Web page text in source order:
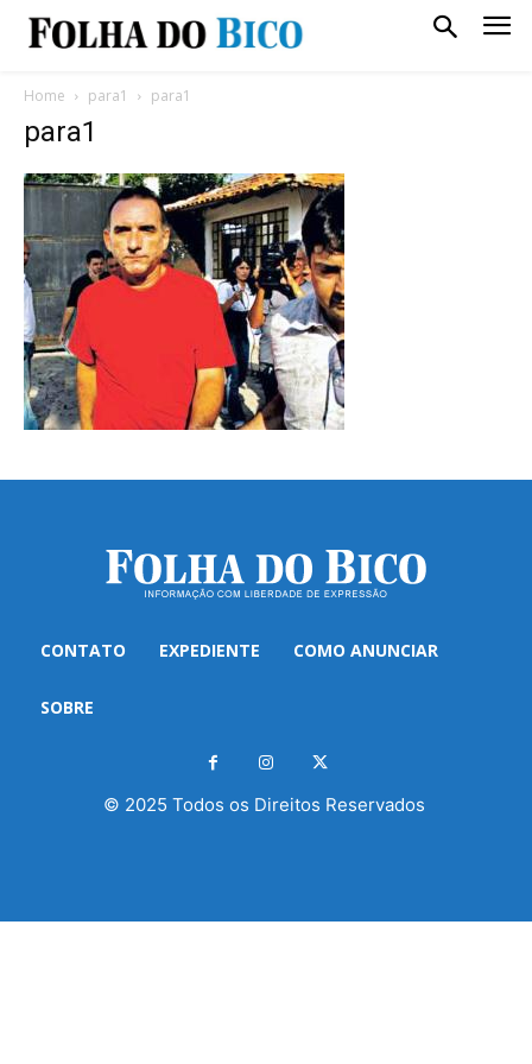
Home para1 para1
para1
CONTATO EXPEDIENTE COMO ANUNCIAR
SOBRE
© 2025 Todos os Direitos Reservados